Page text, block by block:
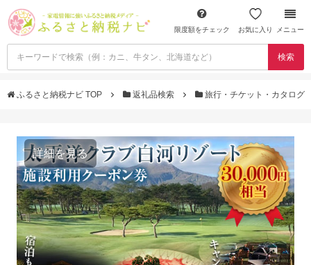
限度額をチェック お気に入り メニュー
検索
ふるさと納税ナビ TOP 返礼品検索 旅行・チケット・カタログ
詳細を見る